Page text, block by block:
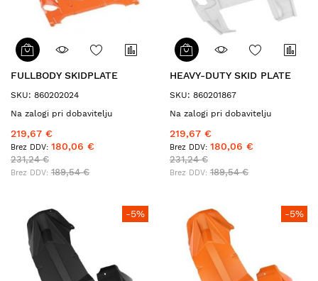
FULLBODY SKIDPLATE
SKU: 860202024
Na zalogi pri dobavitelju
219,67 €
180,06 €
231,24 €
189,54 €
HEAVY-DUTY SKID PLATE
SKU: 860201867
Na zalogi pri dobavitelju
219,67 €
180,06 €
231,24 €
189,54 €
-5% -5%